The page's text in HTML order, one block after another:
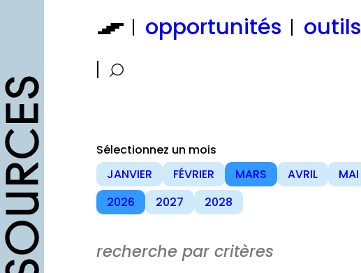
opportunités outils
Sélectionnez un mois
JANVIER
FÉVRIER MARS AVRIL MAI
2026
2027 2028
recherche par critères